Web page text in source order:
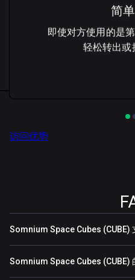
简
即使对方使用的是
轻松转出或
访问优势
Somnium Space Cubes (CUBE)
Somnium Space Cubes (CUBE)